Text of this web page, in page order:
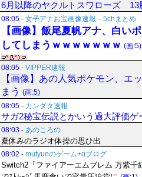
6月以降のヤクルトスワローズ 13
08:05 - 女子アナお宝画像速報－5chまとめ
【画像】飯尾夏帆アナ、白い
してしまうｗｗｗｗｗｗｗ (画:5)
08:05 - VIPPER速報
【画像】あの人気ポケモン、エ
まう (画:5)
08:05 - カンダタ速報
サガ2秘宝伝説とかいう過大評価ゲ
08:03 - あのころの
夏休みのラジオ体操の思ひ出
08:02 - mutyunのゲーム+αブログ
Switch2『ファイアーエムブレム 万紫千